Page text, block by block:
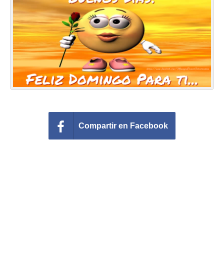
Felicitaciones días del año
Felicitaciones musicales
Entrar
Compartir en Facebook